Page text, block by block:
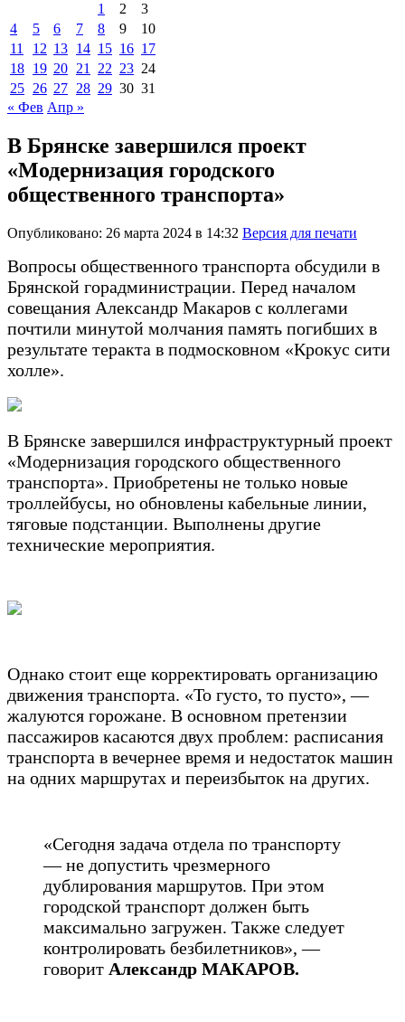
1 2
3
4
5 6 7 8 9
10
11
12 13 14 15 16 17
18 19 20 21 22 23 24
25 26 27 28 29 30 31
« Фев Апр »
В Брянске завершился проект
«Модернизация городского
общественного транспорта»
Опубликовано: 26 марта 2024 в 14:32 Версия для печати
Вопросы общественного транспорта обсудили в
Брянской горадминистрации. Перед началом
совещания Александр Макаров с коллегами
почтили минутой молчания память погибших в
результате теракта в подмосковном «Крокус сити
холле».
В Брянске завершился инфраструктурный проект
«Модернизация городского общественного
транспорта». Приобретены не только новые
троллейбусы, но обновлены кабельные линии,
тяговые подстанции. Выполнены другие
технические мероприятия.
Однако стоит еще корректировать организацию
движения транспорта. «То густо, то пусто», —
жалуются горожане. В основном претензии
пассажиров касаются двух проблем: расписания
транспорта в вечернее время и недостаток машин
на одних маршрутах и переизбыток на других.
«Сегодня задача отдела по транспорту
— не допустить чрезмерного
дублирования маршрутов. При этом
городской транспорт должен быть
максимально загружен. Также следует
контролировать безбилетников», —
говорит Александр МАКАРОВ.